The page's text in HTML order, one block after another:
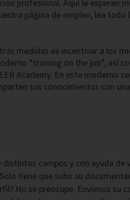
profesional. Aquí le esperan
página de empleo, lea todo
medidas es incentivar a los
“training on the job”, así
Academy. En este moderno
sus conocimientos con
campos y con ayuda
tiene que subir su
No se preocupe. Envíenos su